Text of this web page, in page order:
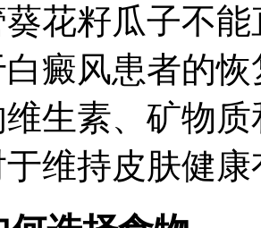
籽瓜子不能
癜风患者的
维生素、矿物
维持皮肤健